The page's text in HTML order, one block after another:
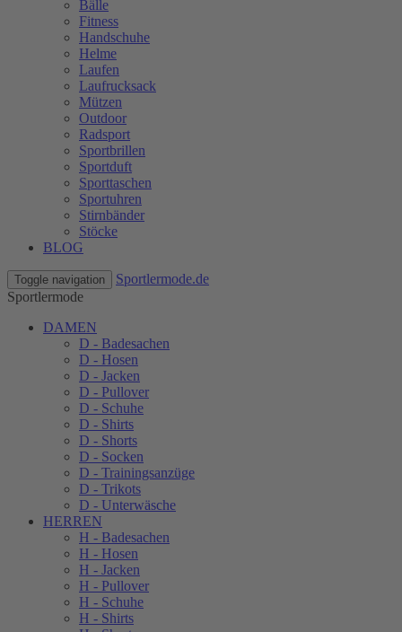
Bälle
Fitness
Handschuhe
Helme
Laufen
Laufrucksack
Mützen
Outdoor
Radsport
Sportbrillen
Sportduft
Sporttaschen
Sportuhren
Stirnbänder
Stöcke
BLOG
Toggle navigation
Sportlermode.de
Sportlermode
DAMEN
D - Badesachen
D - Hosen
D - Jacken
D - Pullover
D - Schuhe
D - Shirts
D - Shorts
D - Socken
D - Trainingsanzüge
D - Trikots
D - Unterwäsche
HERREN
H - Badesachen
H - Hosen
H - Jacken
H - Pullover
H - Schuhe
H - Shirts